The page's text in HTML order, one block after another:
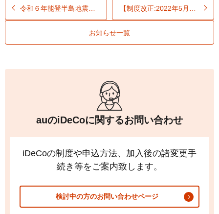
令和６年能登半島地震で被災された個人型年金加入者及び中小事業主に対する 掛金納付の特例措置について
お知らせ一覧
iDeCo
auのiDeCoに関するお問い合わせ
iDeCoの制度や申込方法、加入後の諸変更手
続き等をご案内致します。
検討中の方のお問い合わせページ